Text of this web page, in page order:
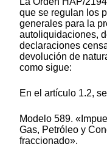
que se regulan los
generales para la
autoliquidaciones,
declaraciones
devolución de
como sigue:
En el artículo 1.2,
Modelo 589.
Gas, Petróleo y
fraccionado».